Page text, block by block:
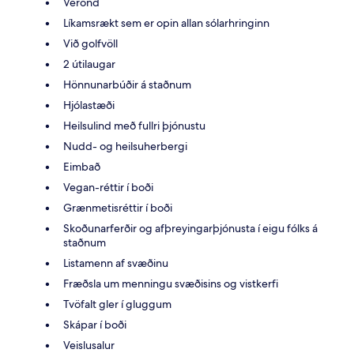
Líkamsrækt sem er opin allan sólarhringinn
Við golfvöll
2 útilaugar
Hönnunarbúðir á staðnum
Hjólastæði
Heilsulind með fullri þjónustu
Nudd- og heilsuherbergi
Eimbað
Vegan-réttir í boði
Grænmetisréttir í boði
Skoðunarferðir og afþreyingarþjónusta í eigu fólks á
staðnum
Listamenn af svæðinu
Fræðsla um menningu svæðisins og vistkerfi
Tvöfalt gler í gluggum
Skápar í boði
Veislusalur